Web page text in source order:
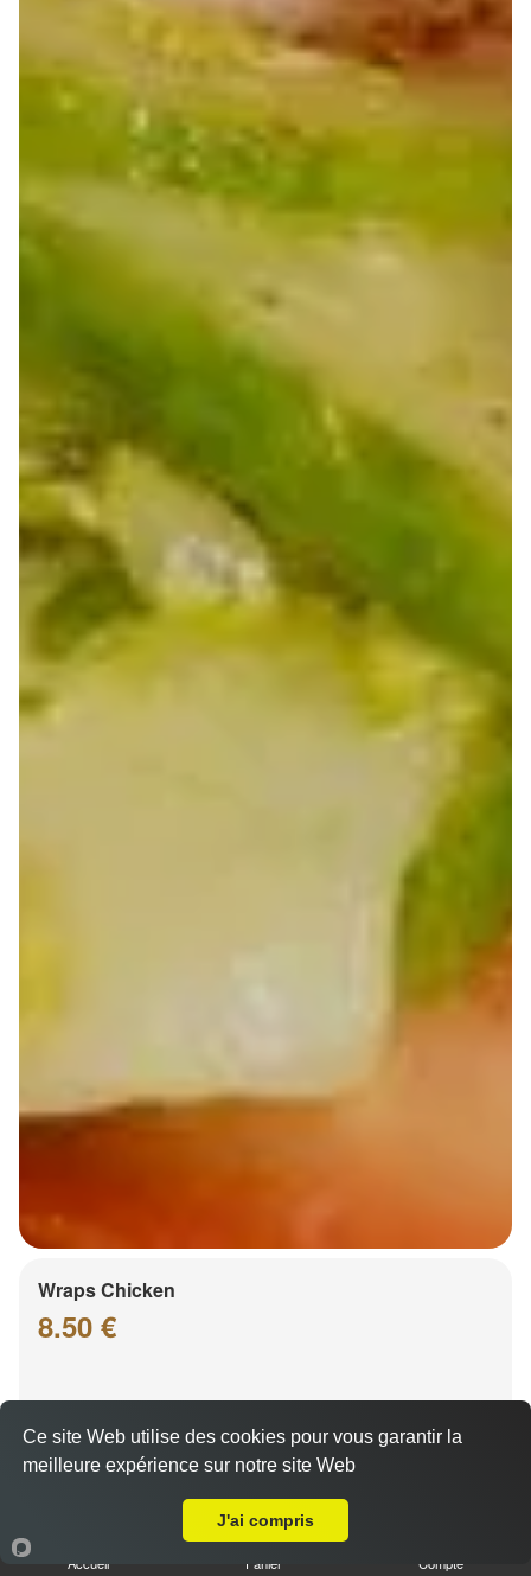
Wraps Chicken
8.50 €
Accueil Panier Compte
Ce site Web utilise des cookies pour vous garantir la
meilleure expérience sur notre site Web
J'ai compris